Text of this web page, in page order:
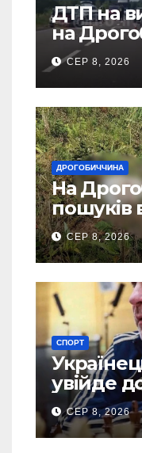
ДТП на
на
СЕР 8, 2026
ДРОГОБИЧЧИНА
На
пошуків
СЕР 8, 2026
СПОРТ
увійде
шахової
СЕР 8, 2026